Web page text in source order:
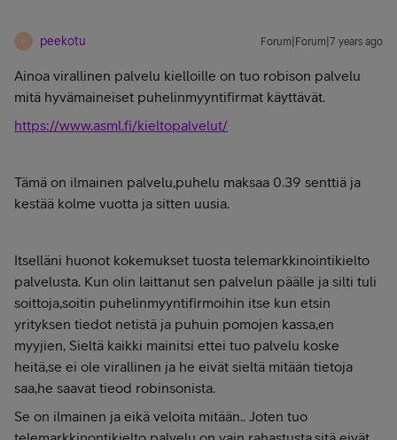
P peekotu Forum|Forum|7 years ago
Ainoa virallinen palvelu kielloille on tuo robison palvelu
mitä hyvämaineiset puhelinmyyntifirmat käyttävät.
https://www.asml.fi/kieltopalvelut/
Tämä on ilmainen palvelu,puhelu maksaa 0.39 senttiä ja
kestää kolme vuotta ja sitten uusia.
Itselläni huonot kokemukset tuosta telemarkkinointikielto
palvelusta. Kun olin laittanut sen palvelun päälle ja silti tuli
soittoja,soitin puhelinmyyntifirmoihin itse kun etsin
yrityksen tiedot netistä ja puhuin pomojen kassa,en
myyjien, Sieltä kaikki mainitsi ettei tuo palvelu koske
heitä,se ei ole virallinen ja he eivät sieltä mitään tietoja
saa,he saavat tieod robinsonista.
Se on ilmainen ja eikä veloita mitään.. Joten tuo